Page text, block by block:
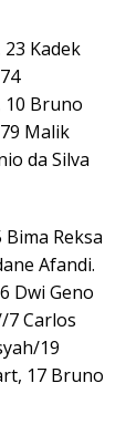
Kadek
10 Bruno
Malik
da Silva
Reksa
Afandi.
Dwi Geno
7 Carlos
19
17 Bruno